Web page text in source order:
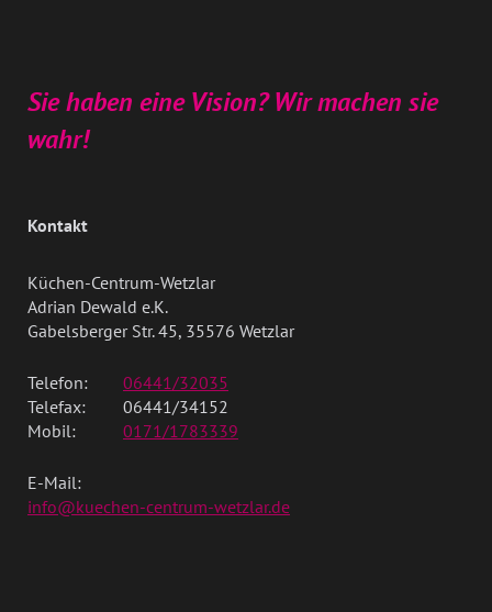
Sie haben eine Vision? Wir machen sie
wahr!
Kontakt
Küchen-Centrum-Wetzlar
Adrian Dewald e.K.
Gabelsberger Str. 45, 35576 Wetzlar
Telefon:
06441/32035
Telefax:
06441/34152
Mobil:
0171/1783339
E-Mail:
info@kuechen-centrum-wetzlar.de